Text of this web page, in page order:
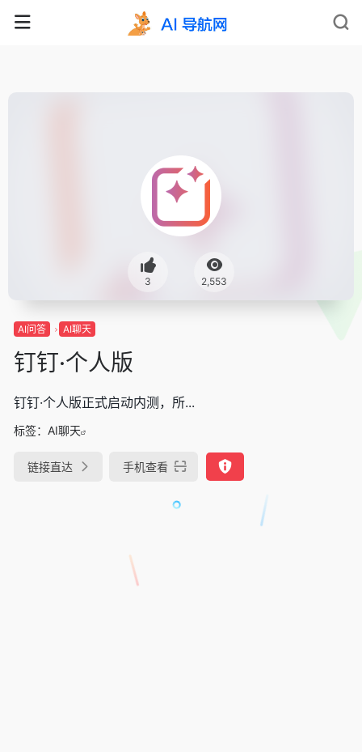
3 2,553
AI问答 AI聊天
钉钉·个人版
钉钉·个人版正式启动内测，所...
标签： AI聊天
链接直达 手机查看